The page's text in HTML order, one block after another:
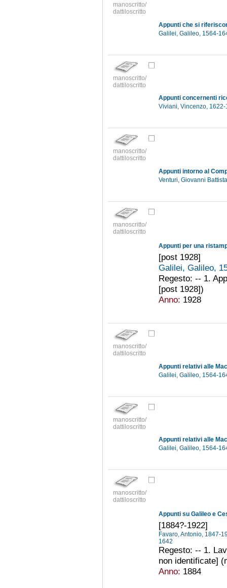
manoscritto/
dattiloscritto
Appunti che si
Galilei, Galileo, 1564-
manoscritto/
dattiloscritto
Viviani, Vincenzo,
manoscritto/
dattiloscritto
Appunti intorno al
Venturi, Giovanni
manoscritto/
dattiloscritto
Appunti per una
[post 1928]
Galilei, Galileo,
Regesto: -- 1.
[post 1928])
Anno: 1928
manoscritto/
dattiloscritto
Appunti relativi alle
Galilei, Galileo, 1564-
manoscritto/
dattiloscritto
Appunti relativi alle
Galilei, Galileo, 1564-
manoscritto/
dattiloscritto
Appunti su Galileo e
[1884?-1922]
Favaro, Antonio, 1847-
1642
Regesto: -- 1.
non identificate]
Anno: 1884